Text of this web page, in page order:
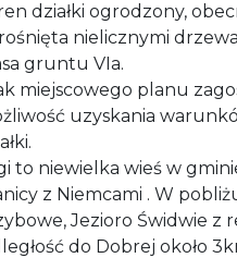
działki ogrodzony,
nielicznymi
gruntu VIa.
miejscowego planu
uzyskania
to niewielka wieś w
z Niemcami . W
Jezioro Świdwie z
do Dobrej około